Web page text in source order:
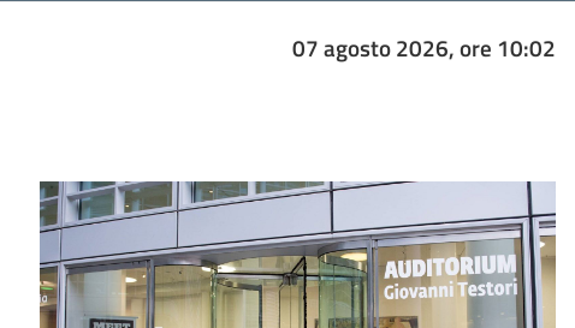
07 agosto 2026, ore 10:02